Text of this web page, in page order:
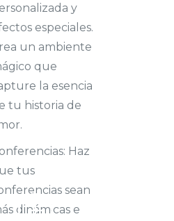
y
especiales.
un ambiente
que
la esencia
tu historia de
Haz
tus
sean
dinámicas e